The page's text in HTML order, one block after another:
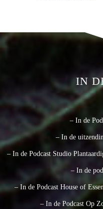
IN
– In de
– In de
– In de Podcast Studio
– In de
– In de Podcast House of
– In de Podcast Op